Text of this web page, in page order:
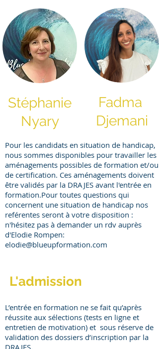
Fadma
Djemani
Stéphanie
Nyary
Pour les candidats en situation de handicap,
nous sommes disponibles pour travailler les
aménagements possibles de formation et/ou
de certification. Ces aménagements doivent
être validés par la DRAJES avant l'entrée en
formation.​Pour toutes questions qui
concernent une situation de handicap nos
reférentes seront à votre disposition :
n'hésitez pas à demander un rdv auprès
d'Elodie Rompen:
elodie@blueupformation.com
L'admission
L’entrée en formation ne se fait qu’après
réussite aux sélections (tests en ligne et
entretien de motivation) et sous réserve de
validation des dossiers d’inscription par la
DRAJES.